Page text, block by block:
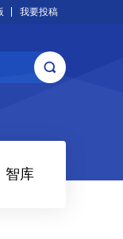
我要投稿
智库